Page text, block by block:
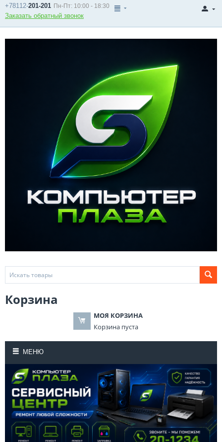
+78112-201-201 Пн-Пт: 10:00 - 18:30
Заказать обратный звонок
Корзина
МОЯ КОРЗИНА
Корзина пуста
МЕНЮ